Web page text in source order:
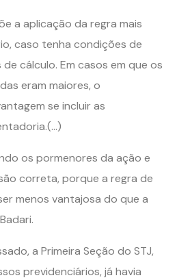
a aplicação da regra mais
caso tenha condições de
cálculo. Em casos em que os
eram maiores, o
se incluir as
os pormenores da ação e
correta, porque a regra de
menos vantajosa do que a
a Primeira Seção do STJ,
previdenciários, já havia